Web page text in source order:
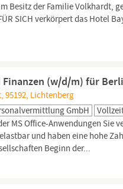
Besitz der Familie Volkhardt,
SICH verkörpert das Hotel
Finanzen (w/d/m) für
95192, Lichtenberg
GmbH
MS Office-Anwendungen Sie
und haben eine hohe
Beginn der...